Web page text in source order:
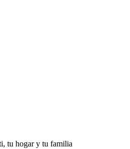
tu hogar y tu familia